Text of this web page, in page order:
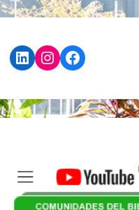
LinkedIn
Instagram
Facebook